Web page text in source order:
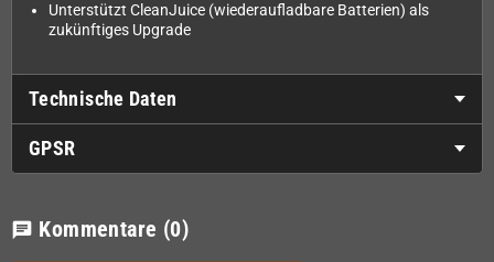
Unterstützt CleanJuice (wiederaufladbare Batterien) als
zukünftiges Upgrade
Technische Daten
GPSR
chat Kommentare (0)